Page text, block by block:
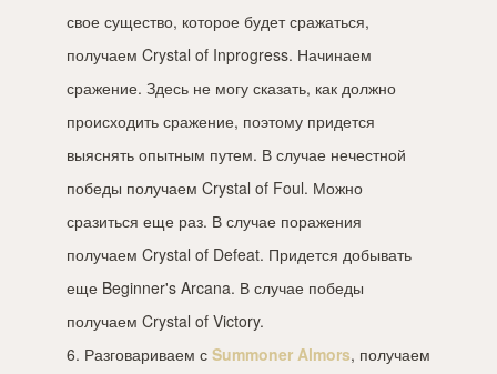
свое существо, которое будет сражаться,
получаем Crystal of Inprogress. Начинаем
сражение. Здесь не могу сказать, как должно
происходить сражение, поэтому придется
выяснять опытным путем. В случае нечестной
победы получаем Crystal of Foul. Можно
сразиться еще раз. В случае поражения
получаем Crystal of Defeat. Придется добывать
еще Beginner's Arcana. В случае победы
получаем Crystal of Victory.
6. Разговариваем с Summoner Almors, получаем